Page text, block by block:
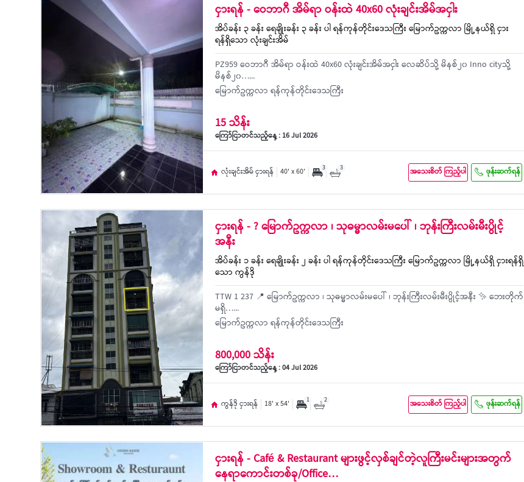
ငှားရန် - ဝေဘာဂီ အိမ်ရာ ဝန်းထဲ 40x60 လုံးချင်းအိမ်အငှါး
အိပ်ခန်း ၃ ခန်း ရေချိုးခန်း ၃ ခန်း ပါ ရန်ကုန်တိုင်းဒေသကြီး မြောက်ဥက္ကလာ မြို့နယ်ရှိ ငှား
ရန်ရှိသော လုံးချင်းအိမ်
PZ959 ဝေဘာဂီ အိမ်ရာ ဝန်းထဲ 40x60 လုံးချင်းအိမ်အငှါး လေဆိပ်သို့ မိနစ်၂၀ Inno cityသို့
မိနစ်၂၀…...
မြောက်ဥက္ကလာ ရန်ကုန်တိုင်းဒေသကြီး
15 သိန်း
ကြော်ငြာတင်သည့်နေ့ : 16 Jul 2026
လုံးချင်းအိမ် ငှားရန် 40' x 60' 3 3 အသေးစိတ် ကြည့်ပါ ဖုန်းဆက်ရန်
ငှားရန် - ? မြောက်ဥက္ကလာ ၊ သုဓမ္မာလမ်းမပေါ် ၊ ဘုန်းကြီးလမ်းမီးပွိုင့်
အနီး
အိပ်ခန်း ၁ ခန်း ရေချိုးခန်း ၂ ခန်း ပါ ရန်ကုန်တိုင်းဒေသကြီး မြောက်ဥက္ကလာ မြို့နယ်ရှိ ငှားရန်ရှိ
သော ကွန်ဒို
TTW 1 237 📍 မြောက်ဥက္ကလာ ၊ သုဓမ္မာလမ်းမပေါ် ၊ ဘုန်းကြီးလမ်းမီးပွိုင့်အနီး ✨ ဘေးတိုက်
မရှိ…...
မြောက်ဥက္ကလာ ရန်ကုန်တိုင်းဒေသကြီး
800,000 သိန်း
ကြော်ငြာတင်သည့်နေ့ : 04 Jul 2026
ကွန်ဒို ငှားရန် 18' x 54' 1 2 အသေးစိတ် ကြည့်ပါ ဖုန်းဆက်ရန်
ငှားရန် - Café & Restaurant များဖွင့်လှစ်ချင်တဲ့လူကြီးမင်းများအတွက်
နေရာကောင်းတစ်ခု/Office…